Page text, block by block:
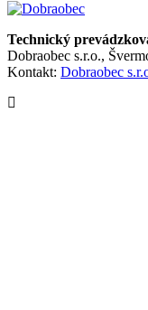
Technický
Dobraobec s.r.o.,
Kontakt: Dobraobec